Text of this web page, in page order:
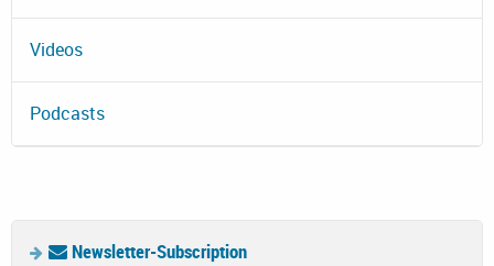
Videos
Podcasts
Newsletter-Subscription